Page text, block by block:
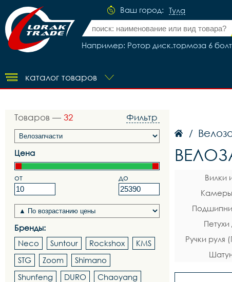
Ваш город: Тула
Например: Ротор диск.тормоза 6 болт
каталог товаров
Товаров — 32 Фильтр
Цена
от до
Бренды:
Neco
Suntour Rockshox
KMS
STG
Zoom
Shimano
Shunfeng
DURO
Chaoyang
/
Вилки
Камеры
Ручки руля